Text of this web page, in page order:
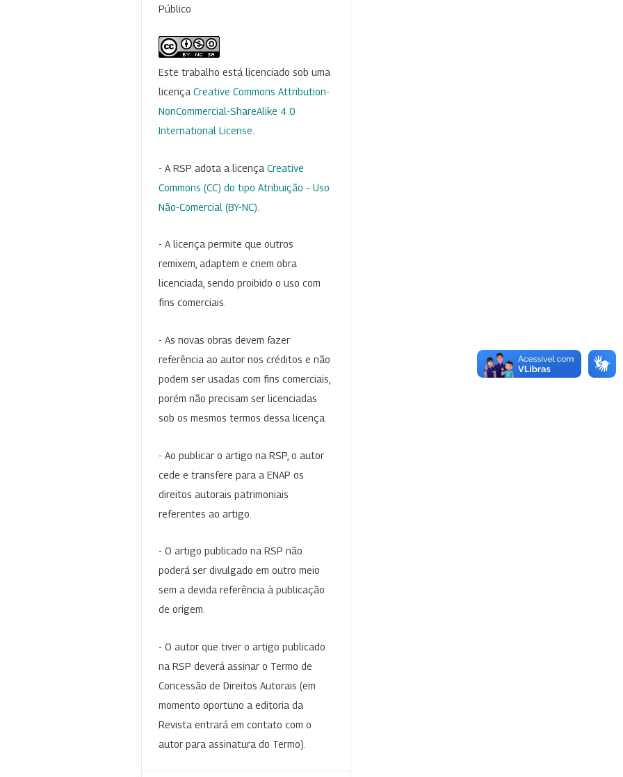
Público
Este trabalho está licenciado sob uma
licença Creative Commons Attribution-
NonCommercial-ShareAlike 4.0
International License
- A RSP adota a licença Creative
Commons (CC) do tipo Atribuição – Uso
Não-Comercial (BY-NC)
- A licença permite que outros
remixem, adaptem e criem obra
licenciada, sendo proibido o uso com
fins comerciais.
- As novas obras devem fazer
referência ao autor nos créditos e não
podem ser usadas com fins comerciais,
porém não precisam ser licenciadas
sob os mesmos termos dessa licença.
- Ao publicar o artigo na RSP, o autor
cede e transfere para a ENAP os
direitos autorais patrimoniais
referentes ao artigo.
- O artigo publicado na RSP não
poderá ser divulgado em outro meio
sem a devida referência à publicação
de origem.
- O autor que tiver o artigo publicado
na RSP deverá assinar o Termo de
Concessão de Direitos Autorais (em
momento oportuno a editoria da
Revista entrará em contato com o
autor para assinatura do Termo).